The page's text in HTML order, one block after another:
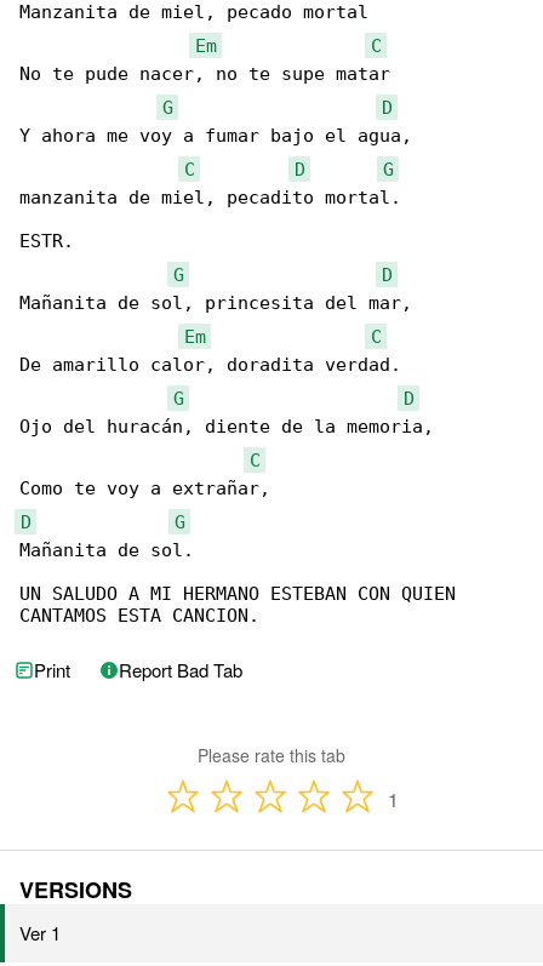
Manzanita de miel, pecado mortal
Em
C
No te pude nacer, no te supe matar
G
D
Y ahora me voy a fumar bajo el agua,
C
D
G
manzanita de miel, pecadito mortal.
ESTR.
G
D
Mañanita de sol, princesita del mar,
Em
C
De amarillo calor, doradita verdad.
G
D
Ojo del huracán, diente de la memoria,
C
D
G
Mañanita de sol.
UN SALUDO A MI HERMANO ESTEBAN CON QUIEN
CANTAMOS ESTA CANCION.
Print Report Bad Tab
Please rate this tab
1
VERSIONS
Ver 1